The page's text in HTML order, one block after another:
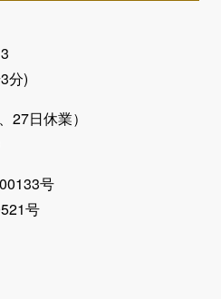
分)
27日休業）
号
号